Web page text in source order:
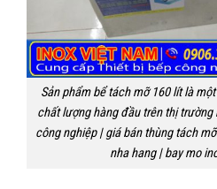
Sản phẩm bể tách mỡ 160 lít là
chất lượng hàng đầu trên thị trường
công nghiệp | giá bán thùng tách
nha hang | bay mo